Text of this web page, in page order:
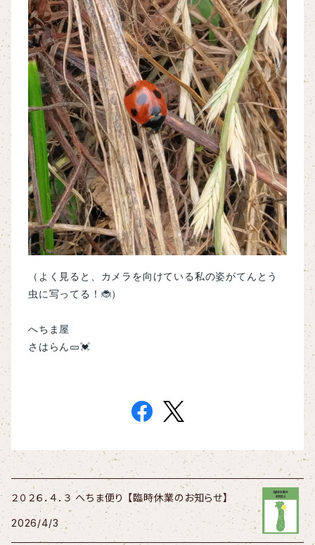
（よく見ると、カメラを向けている私の姿がてんとう
虫に写ってる！🐞）
へちま屋
さはらん🥒💓
２０２６．４．３ へちま便り 【臨時休業のお知らせ】
2026/4/3